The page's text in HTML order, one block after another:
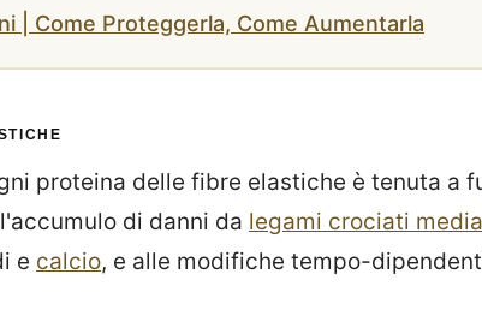
| Come Proteggerla, Come Aumentarla
proteina delle fibre elastiche è tenuta a
di danni da legami crociati
e calcio, e alle modifiche tempo-